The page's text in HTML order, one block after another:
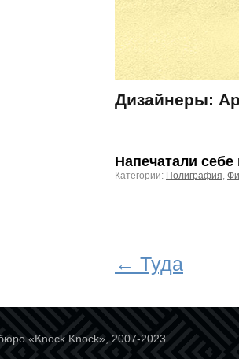
Дизайнеры:
Напечатали себе
Категории: Полиграфия,
← Туда
«Knock Knock», 2007-2023